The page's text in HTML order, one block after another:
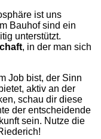
ist uns
Bauhof sind ein
unterstützt.
, in der man sich
Job bist, der Sinn
aktiv an der
schau dir diese
der entscheidende
sein. Nutze die